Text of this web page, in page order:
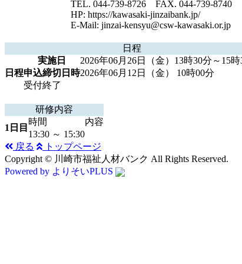
TEL. 044-739-8726 FAX. 044-739-8740
HP: https://kawasaki-jinzaibank.jp/
E-Mail: jinzai-kensyu@csw-kawasaki.or.jp
日程
日程
実施日
2026年06月26日（金）13時30分～15時
申込締切日時2026年06月12日（金） 10時00分
受付終了
研修内容
1日目
時間
内容
13:30 ～ 15:30
戻る
トップページ
Copyright © 川崎市福祉人材バンク All Rights Reserved.
Powered by よりそいPLUS